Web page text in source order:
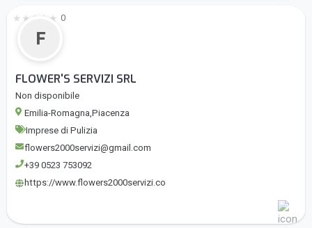
F
★ ★ ★ ★ ★ 0
FLOWER'S SERVIZI SRL
Non disponibile
Emilia-Romagna,Piacenza
Imprese di Pulizia
flowers2000servizi@gmail.com
+39 0523 753092
https://www.flowers2000servizi.co